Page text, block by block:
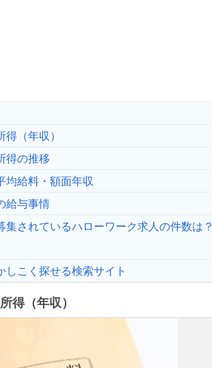
（年収）
得の推移
均給料・額面年収
給与事情
集されているハローワーク求人の件数は
しこく探せる検索サイト
得（年収）